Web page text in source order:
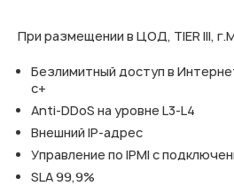
При размещении в ЦОД, TIER III,
Безлимитный доступ в
с+
Anti-DDoS на уровне L3-L4
Внешний IP-адрес
Управление по IPMI с
SLA 99,9%